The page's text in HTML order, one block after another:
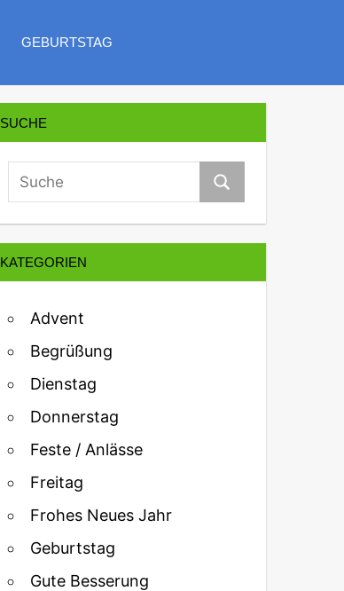
GEBURTSTAG
SUCHE
KATEGORIEN
Advent
Begrüßung
Dienstag
Donnerstag
Feste / Anlässe
Freitag
Frohes Neues Jahr
Geburtstag
Gute Besserung